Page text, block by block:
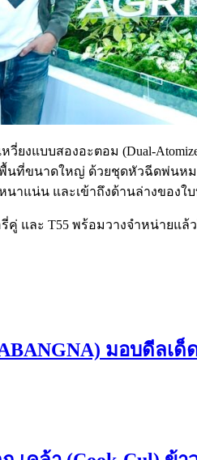
ยงแบบสองอะตอม (Dual-
ที่ขนาดใหญ่ ด้วยชุดหัวฉีดพ่นหมอ
นาแน่น และเข้าถึงด้านล่างของ
อรี่คู่ และ T55 พร้อมวางจำหน่า
มอบดีลเ